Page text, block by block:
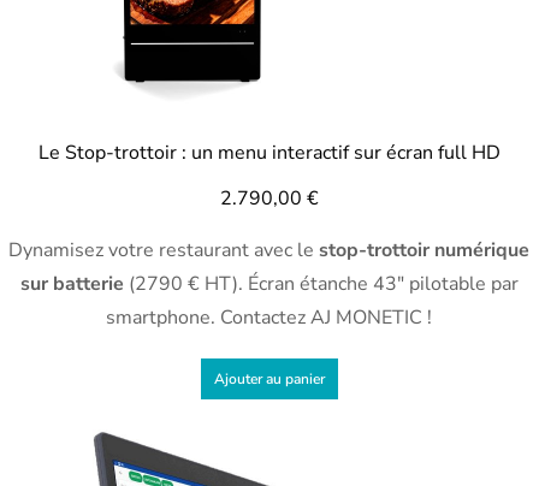
Le Stop-trottoir : un menu interactif sur écran full HD
2.790,00 €
Dynamisez votre restaurant avec le stop-trottoir numérique
sur batterie (2790 € HT). Écran étanche 43″ pilotable par
smartphone. Contactez AJ MONETIC !
Ajouter au panier